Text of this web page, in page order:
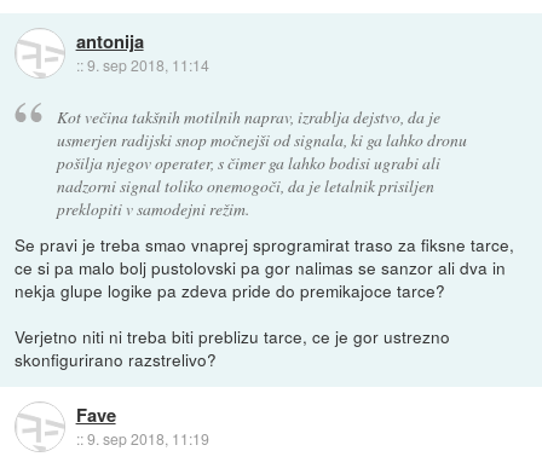
antonija
::9. sep 2018, 11:14
Kot večina takšnih motilnih naprav, izrablja dejstvo, da je
usmerjen radijski snop močnejši od signala, ki ga lahko dronu
pošilja njegov operater, s čimer ga lahko bodisi ugrabi ali
nadzorni signal toliko onemogoči, da je letalnik prisiljen
preklopiti v samodejni režim.
Se pravi je treba smao vnaprej sprogramirat traso za fiksne tarce,
ce si pa malo bolj pustolovski pa gor nalimas se sanzor ali dva in
nekja glupe logike pa zdeva pride do premikajoce tarce?
Verjetno niti ni treba biti preblizu tarce, ce je gor ustrezno
skonfigurirano razstrelivo?
Fave
::9. sep 2018, 11:19